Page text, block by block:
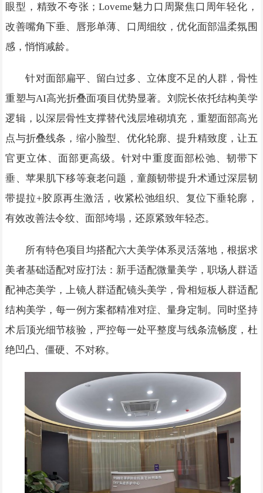
眼型，精致不夸张；Loveme魅力口周聚焦口周年轻化，
改善嘴角下垂、唇形单薄、口周细纹，优化面部温柔氛围
感，悄悄减龄。
针对面部扁平、留白过多、立体度不足的人群，骨性
重塑与AI高光折叠面项目优势显著。刘院长依托结构美学
逻辑，以深层骨性支撑替代浅层堆砌填充，重塑面部高光
点与折叠线条，缩小脸型、优化轮廓、提升精致度，让五
官更立体、面部更高级。针对中重度面部松弛、韧带下
垂、苹果肌下移等衰老问题，童颜韧带提升术通过深层韧
带提拉+胶原再生激活，收紧松弛组织、复位下垂轮廓，
有效改善法令纹、面部垮塌，还原紧致年轻态。
所有特色项目均搭配六大美学体系灵活落地，根据求
美者基础适配对应打法：新手适配微量美学，职场人群适
配神态美学，上镜人群适配镜头美学，骨相短板人群适配
结构美学，每一例方案都精准对症、量身定制。同时坚持
术后顶光细节核验，严控每一处平整度与线条流畅度，杜
绝凹凸、僵硬、不对称。